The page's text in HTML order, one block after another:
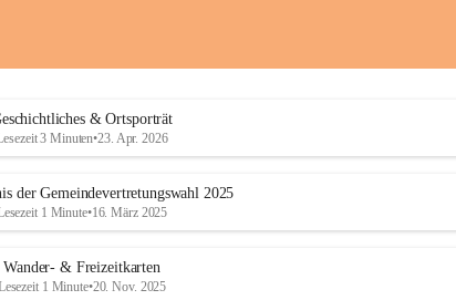
& Ortsporträt
3 Minuten•23. Apr. 2026
der Gemeindevertretungswahl 2025
1 Minute•16. März 2025
Wander- & Freizeitkarten
1 Minute•20. Nov. 2025